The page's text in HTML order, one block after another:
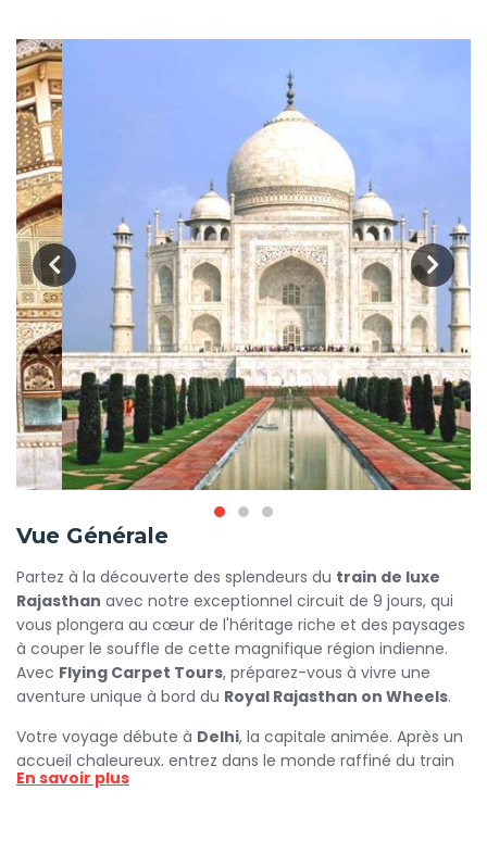
Vue Générale
Partez à la découverte des splendeurs du train de luxe
Rajasthan avec notre exceptionnel circuit de 9 jours, qui
vous plongera au cœur de l'héritage riche et des paysages
à couper le souffle de cette magnifique région indienne.
Avec Flying Carpet Tours, préparez-vous à vivre une
aventure unique à bord du Royal Rajasthan on Wheels.
Votre voyage débute à Delhi, la capitale animée. Après un
accueil chaleureux, entrez dans le monde raffiné du train
de luxe. Tout en vous installant, profitez d’un repas
En savoir plus